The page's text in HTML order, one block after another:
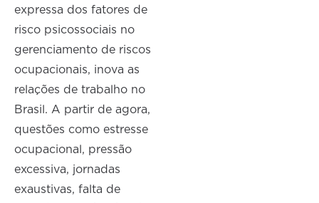
expressa dos fatores de
risco psicossociais no
gerenciamento de riscos
ocupacionais, inova as
relações de trabalho no
Brasil. A partir de agora,
questões como estresse
ocupacional, pressão
excessiva, jornadas
exaustivas, falta de